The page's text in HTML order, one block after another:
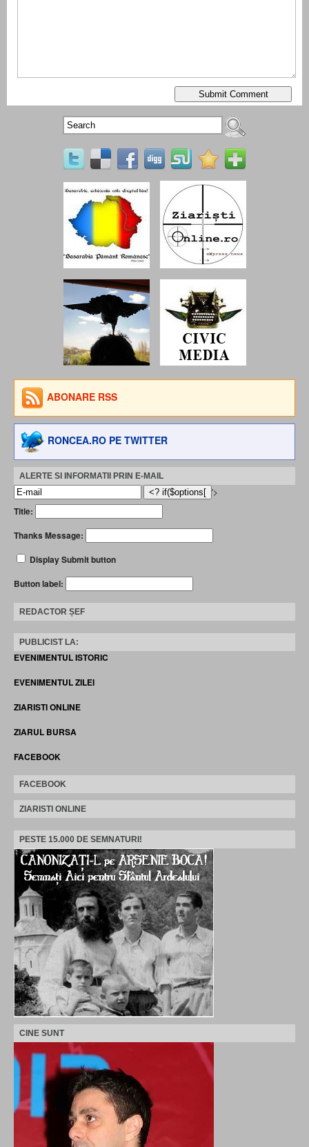
ABONARE RSS
RONCEA.RO PE TWITTER
ALERTE SI INFORMATII PRIN E-MAIL
'>
Title:
Thanks Message:
Display Submit button
Button label:
REDACTOR ȘEF
PUBLICIST LA:
EVENIMENTUL ISTORIC
EVENIMENTUL ZILEI
ZIARISTI ONLINE
ZIARUL BURSA
FACEBOOK
FACEBOOK
ZIARISTI ONLINE
PESTE 15.000 DE SEMNATURI!
CINE SUNT